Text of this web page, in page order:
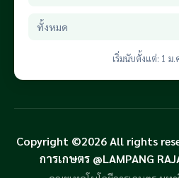
ทั้งหมด
เริ่มนับตั้งแต่: 1 ม.
Copyright ©2026 All rights
การเกษตร @LAMPANG